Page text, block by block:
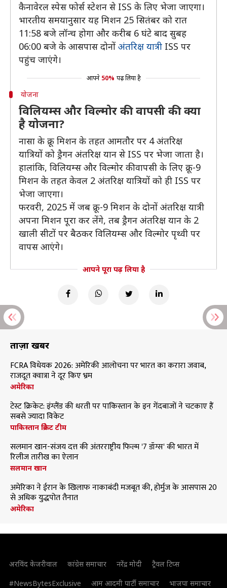
कैनावेरल स्पेस फोर्स स्टेशन से ISS के लिए भेजा जाएगा।
भारतीय समयानुसार यह मिशन 25 सितंबर को रात
11:58 बजे लॉन्च होगा और करीब 6 घंटे बाद सुबह
06:00 बजे के आसपास दोनों अंतरिक्ष यात्री ISS पर
पहुंच जाएंगे।
आपने 50% पढ़ लिया है
योजना
विलियम्स और विल्मोर की वापसी की क्या
है योजना?
नासा के क्रू मिशन के तहत आमतौर पर 4 अंतरिक्ष
यात्रियों को ड्रैगन अंतरिक्ष यान से ISS पर भेजा जाता है।
हालांकि, विलियम्स और विल्मोर की वापसी के लिए क्रू-9
मिशन के तहत केवल 2 अंतरिक्ष यात्रियों को ही ISS पर
भेजा जाएगा।
फरवरी, 2025 में जब क्रू-9 मिशन के दोनों अंतरिक्ष यात्री
अपना मिशन पूरा कर लेंगे, तब ड्रैगन अंतरिक्ष यान के 2
खाली सीटों पर बैठकर विलियम्स और विल्मोर पृथ्वी पर
वापस आएंगे।
आपने पूरा पढ़ लिया है
ताज़ा खबरें
FCRA विधेयक 2026: अमेरिकी आलोचना पर भारत का करारा जवाब,
राजदूत क्वात्रा ने दूर किए भ्रम
अमेरिका
टेस्ट क्रिकेट: इंग्लैंड की धरती पर पाकिस्तान के इन गेंदबाजों ने चटकाए हैं
सबसे ज्यादा विकेट
पाकिस्तान क्रिकेट टीम
सलमान खान-संजय दत्त की अंतरराष्ट्रीय फिल्म '7 डॉग्स' की भारत में
रिलीज तारीख का ऐलान
सलमान खान
अमेरिका ने ईरान के खिलाफ नाकाबंदी मजबूत की, होर्मुज के आसपास 20
से अधिक युद्धपोत तैनात
अमेरिका
अरविंद केजरीवाल कांग्रेस समाचार नरेंद्र मोदी
ट्रैवल टिप्स
#NewsBytesExclusive
आम आदमी पार्टी समाचार भाजपा समाचार